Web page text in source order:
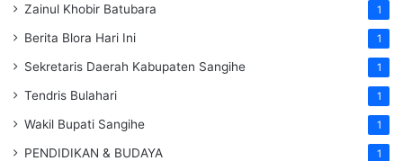
Zainul Khobir Batubara 1
Berita Blora Hari Ini 1
Sekretaris Daerah Kabupaten Sangihe 1
Tendris Bulahari 1
Wakil Bupati Sangihe 1
PENDIDIKAN & BUDAYA 1